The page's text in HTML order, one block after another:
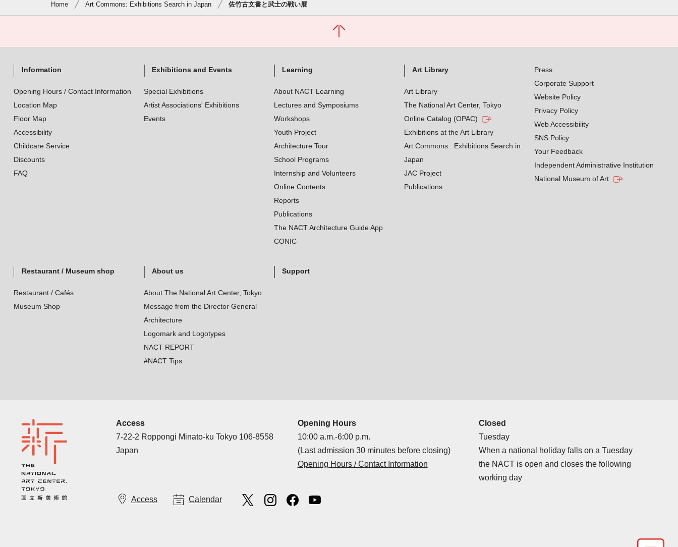
Home Art Commons: Exhibitions Search in Japan 佐竹古文書と武士の戦い展
Information
Opening Hours / Contact Information
Location Map
Floor Map
Accessibility
Childcare Service
Discounts
FAQ
Exhibitions and Events
Special Exhibitions
Artist Associations' Exhibitions
Events
Learning
About NACT Learning
Lectures and Symposiums
Workshops
Youth Project
Architecture Tour
School Programs
Internship and Volunteers
Online Contents
Reports
Publications
The NACT Architecture Guide App
CONIC
Art Library
Art Library
The National Art Center, Tokyo
Online Catalog (OPAC)
Exhibitions at the Art Library
Art Commons : Exhibitions Search in
Japan
JAC Project
Publications
Restaurant / Museum shop
Restaurant / Cafés
Museum Shop
About us
About The National Art Center, Tokyo
Message from the Director General
Architecture
Logomark and Logotypes
NACT REPORT
#NACT Tips
Support
Press
Corporate Support
Website Policy
Privacy Policy
Web Accessibility
SNS Policy
Your Feedback
Independent Administrative Institution
National Museum of Art
Access
7-22-2 Roppongi Minato-ku Tokyo 106-8558
Japan
Opening Hours
10:00 a.m.-6:00 p.m.
(Last admission 30 minutes before closing)
Opening Hours / Contact Information
Closed
Tuesday
When a national holiday falls on a Tuesday
the NACT is open and closes the following
working day
Access Calendar